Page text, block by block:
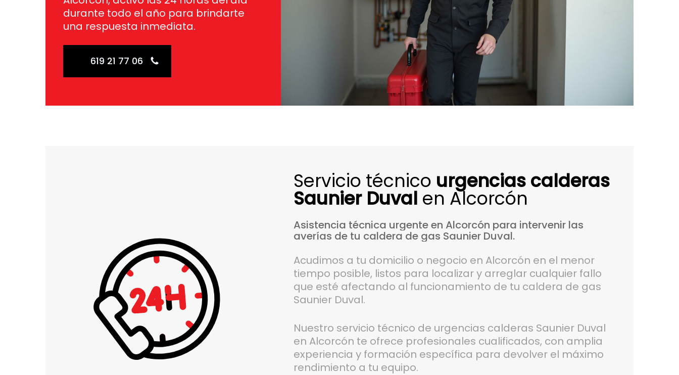
durante todo el año para brindarte
una respuesta inmediata.
619 21 77 06
Servicio técnico urgencias calderas
Saunier Duval en Alcorcón
Asistencia técnica urgenteen Alcorcón para intervenir las
averías de tu caldera de gas Saunier Duval.
Acudimos a tu domicilio o negocio en Alcorcón en el menor
tiempo posible, listos para localizar y arreglar cualquier fallo
que esté afectando al funcionamiento de tu caldera de gas
Saunier Duval.
Nuestro servicio técnico de urgencias calderas Saunier Duval
en Alcorcón te ofrece profesionales cualificados, con amplia
experiencia y formación específica para devolver el máximo
rendimiento a tu equipo.